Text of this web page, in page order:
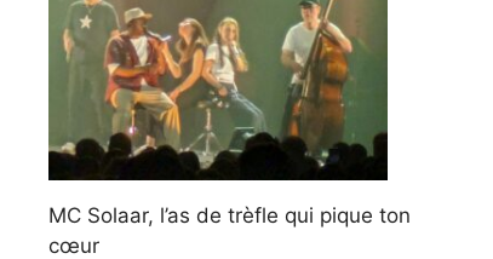
MC Solaar, l’as de trèfle qui pique ton
cœur